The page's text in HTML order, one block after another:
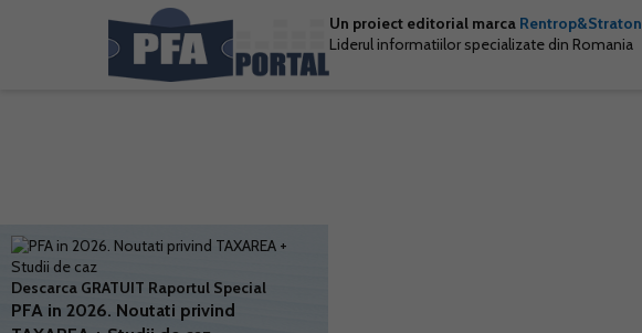
Un proiect editorial marca Rentrop&Straton
Liderul informatiilor specializate din Romania
Descarca GRATUIT Raportul Special
PFA in 2026. Noutati privind